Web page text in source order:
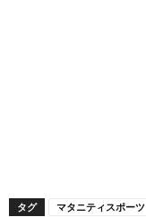
タグ マタニティスポーツ